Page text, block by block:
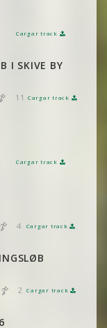
Cargar track
I SKIVE BY
11 Cargar track
Cargar track
4 Cargar track
2 Cargar track